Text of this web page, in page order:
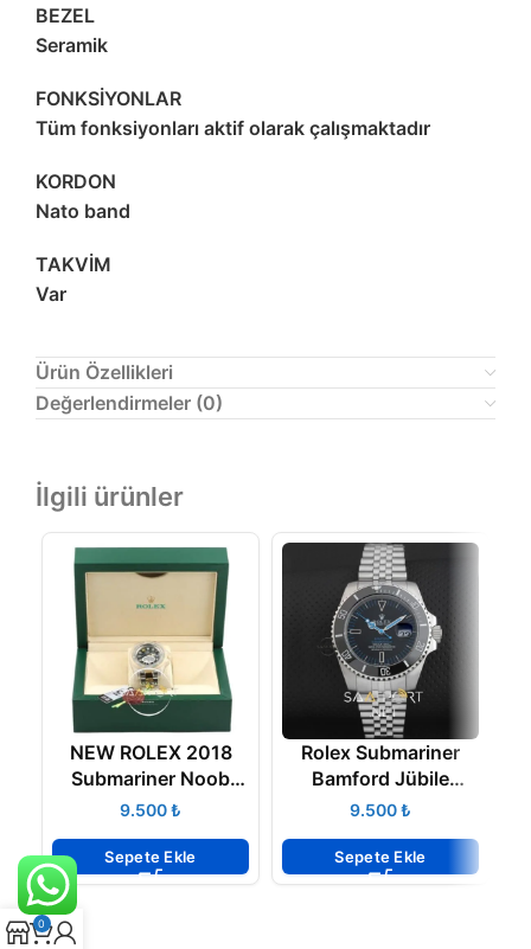
BEZEL
Seramik
FONKSİYONLAR
Tüm fonksiyonları aktif olarak çalışmaktadır
KORDON
Nato band
TAKVİM
Var
Ürün Özellikleri
Değerlendirmeler (0)
İlgili ürünler
NEW ROLEX 2018
Submariner Noob
Factory V2
₺
Sepete Ekle
Rolex Submariner
Bamford Jübile
Kordon 40 mm
₺
Sepete Ekle
0